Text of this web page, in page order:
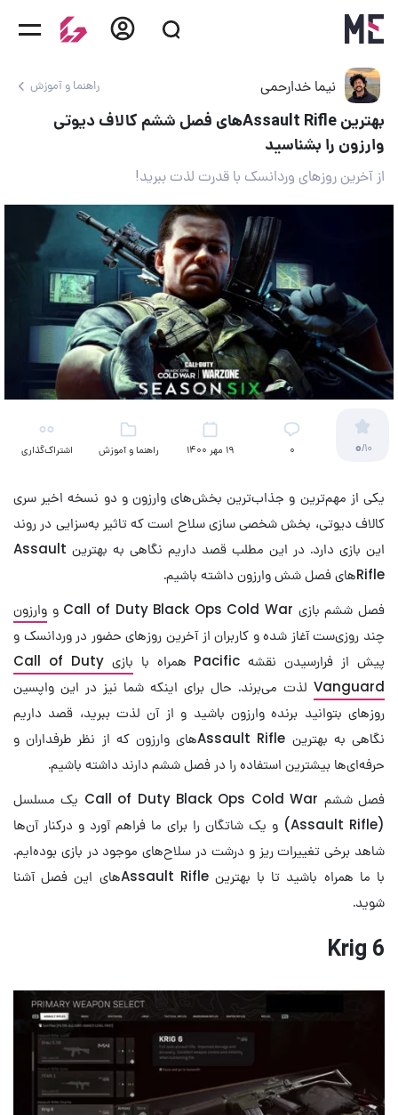
نیما خدارحمی راهنما و آموزش
بهترین Assault Rifleهای فصل ششم کالاف دیوتی
وارزون را بشناسید
از آخرین روزهای وردانسک با قدرت لذت ببرید!
0/10 ۰ 19 مهر 1400 راهنما و آموزش اشتراک‌گذاری
یکی از مهم‌ترین و جذاب‌ترین بخش‌های وارزون و دو نسخه اخیر سری
کالاف دیوتی، بخش شخصی سازی سلاح است که تاثیر به‌سزایی در روند
این بازی دارد. در این مطلب قصد داریم نگاهی به بهترین Assault
Rifleهای فصل شش وارزون داشته باشیم.
فصل ششم بازی Call of Duty Black Ops Cold War و
وارزون
چند روزی‌ست آغاز شده و کاربران از آخرین روزهای حضور در وردانسک و
پیش از فرارسیدن نقشه Pacific همراه با
بازی Call of Duty
Vanguard لذت می‌برند. حال برای اینکه شما نیز در این واپسین
روزهای بتوانید برنده وارزون باشید و از آن لذت ببرید، قصد داریم
نگاهی به بهترین Assault Rifleهای وارزون که از نظر طرفداران و
حرفه‌ای‌ها بیشترین استفاده را در فصل ششم دارند داشته باشیم.
فصل ششم Call of Duty Black Ops Cold War یک مسلسل
(Assault Rifle) و یک شاتگان را برای ما فراهم آورد و درکنار آن‌ها
شاهد برخی تغییرات ریز و درشت در سلاح‌های موجود در بازی بوده‌ایم.
با ما همراه باشید تا با بهترین Assault Rifle‌های این فصل آشنا
شوید.
Krig 6